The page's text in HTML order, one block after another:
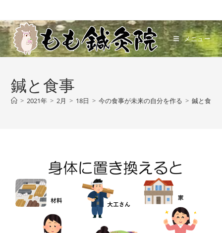
ン
テ
ン
ツ
メニュー
鍼と食事
> 2021年 > 2月 > 18日 > 今の食事が未来の自分を作る > 鍼と食事